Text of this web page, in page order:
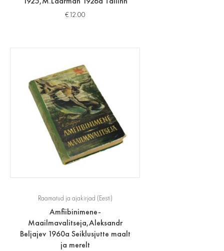
€12.00
Raamatud ja ajakirjad (Eesti)
Amfiibinimene-
Maailmavalitseja,Aleksandr
Beljajev 1960a Seiklusjutte maalt
ja merelt